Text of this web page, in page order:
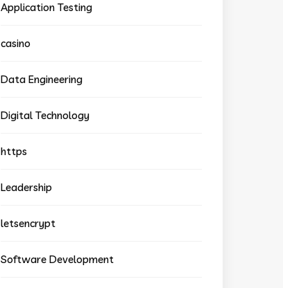
Application Testing
casino
Data Engineering
Digital Technology
https
Leadership
letsencrypt
Software Development